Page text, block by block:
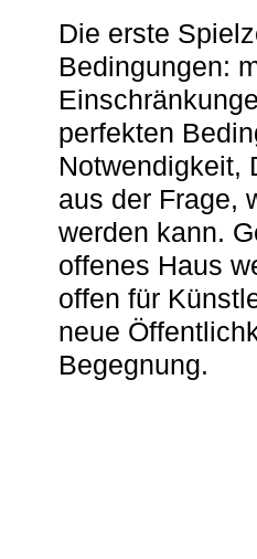
Die erste
Bedingungen:
perfekten
Notwendigkeit,
aus der Frage,
werden kann.
offenes Haus
offen für
neue
Begegnung.